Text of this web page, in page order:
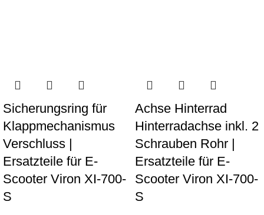
Sicherungsring für
Klappmechanismus
Verschluss |
Ersatzteile für E-
Scooter Viron XI-700-
S
Achse Hinterrad
Hinterradachse inkl. 2
Schrauben Rohr |
Ersatzteile für E-
Scooter Viron XI-700-
S